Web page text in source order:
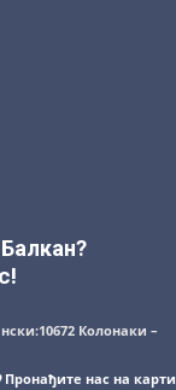
Колонаки –
Пронађите нас на карти